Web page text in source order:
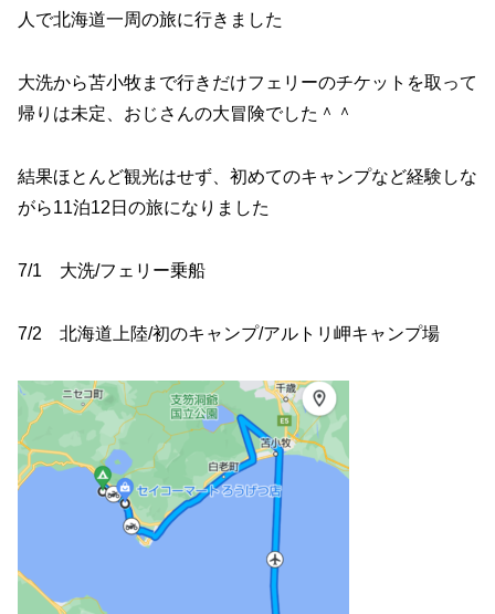
人で北海道一周の旅に行きました
大洗から苫小牧まで行きだけフェリーのチケットを取って
帰りは未定、おじさんの大冒険でした＾＾
結果ほとんど観光はせず、初めてのキャンプなど経験しな
がら11泊12日の旅になりました
7/1 大洗/フェリー乗船
7/2 北海道上陸/初のキャンプ/アルトリ岬キャンプ場